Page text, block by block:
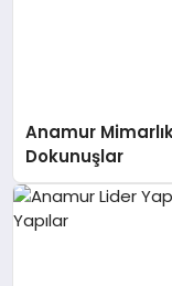
Anamur
Dokunuşlar